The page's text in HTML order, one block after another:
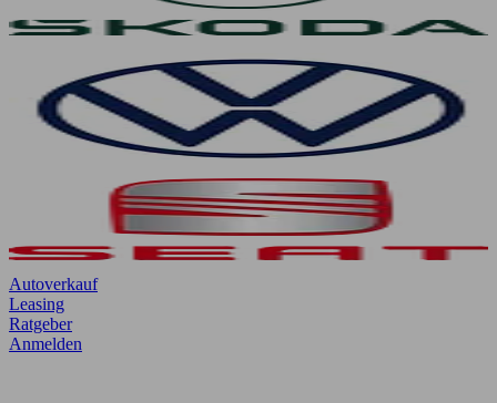
Autoverkauf
Leasing
Ratgeber
Anmelden